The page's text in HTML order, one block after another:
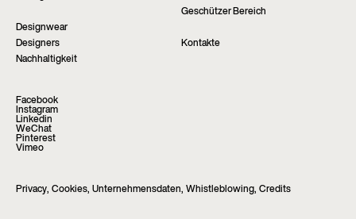
Geschützer Bereich
Designwear
Designers
Kontakte
Nachhaltigkeit
Facebook
Instagram
Linkedin
WeChat
Pinterest
Vimeo
Privacy, Cookies, Unternehmensdaten, Whistleblowing, Credits